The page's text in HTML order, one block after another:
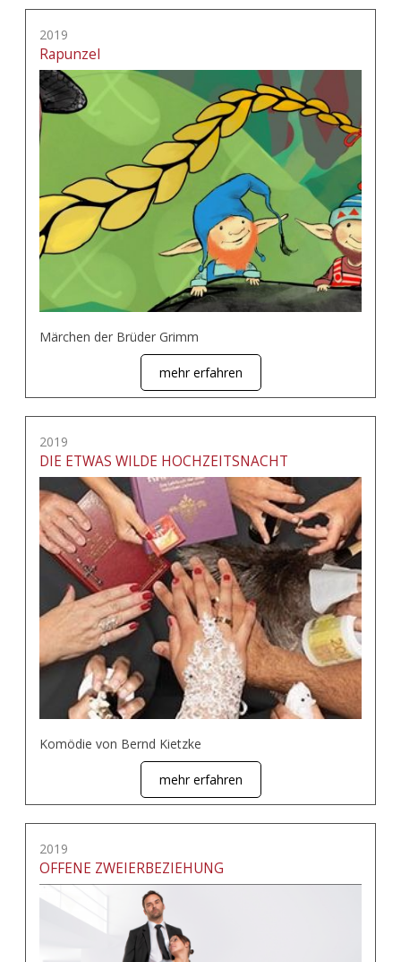
2019
Rapunzel
Märchen der Brüder Grimm
mehr erfahren
2019
DIE ETWAS WILDE HOCHZEITSNACHT
Komödie von Bernd Kietzke
mehr erfahren
2019
OFFENE ZWEIERBEZIEHUNG